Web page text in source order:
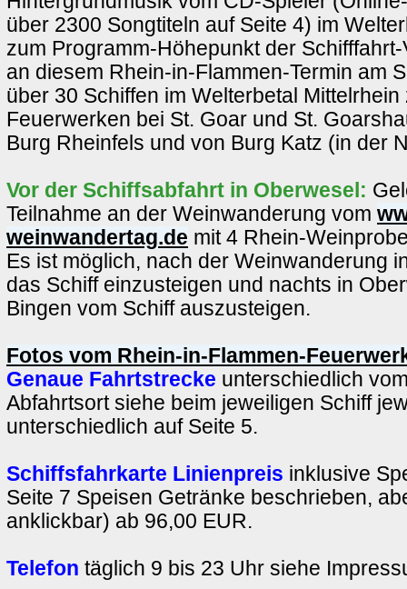
über 2300 Songtiteln auf Seite 4) im
zum Programm-Höhepunkt der
an diesem Rhein-in-Flammen-Termin am
über 30 Schiffen im Welterbetal Mittelrhein
Feuerwerken bei St. Goar und St.
Burg Rheinfels und von Burg Katz (in der
Vor der Schiffsabfahrt in Oberwesel:
Teilnahme an der Weinwanderung vom
weinwandertag.de mit 4 Rhein-
Es ist möglich, nach der Weinwanderung
das Schiff einzusteigen und nachts in
Bingen vom Schiff auszusteigen.
Fotos vom Rhein-in-Flammen-
Genaue Fahrtstrecke unterschiedlich
Abfahrtsort siehe beim jeweiligen Schiff
unterschiedlich auf Seite 5.
Schiffsfahrkarte Linienpreis inklusive
Seite 7 Speisen Getränke beschrieben,
anklickbar) ab 96,00 EUR.
Telefon täglich 9 bis 23 Uhr siehe